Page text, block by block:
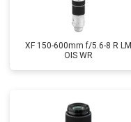
XF 150-600mm f/5.6-8 R LM
OIS WR